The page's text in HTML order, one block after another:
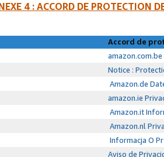
4 : ACCORD DE PROTECTION
Accord de
Notice :
Amazon.de
amazon.ie
Amazon.it
Amazon.nl
Informacja O
Aviso de